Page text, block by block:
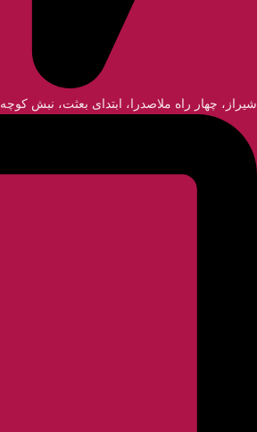
شیراز، چهار راه ملاصدرا، ابتدای بعثت، نبش کوچه 1